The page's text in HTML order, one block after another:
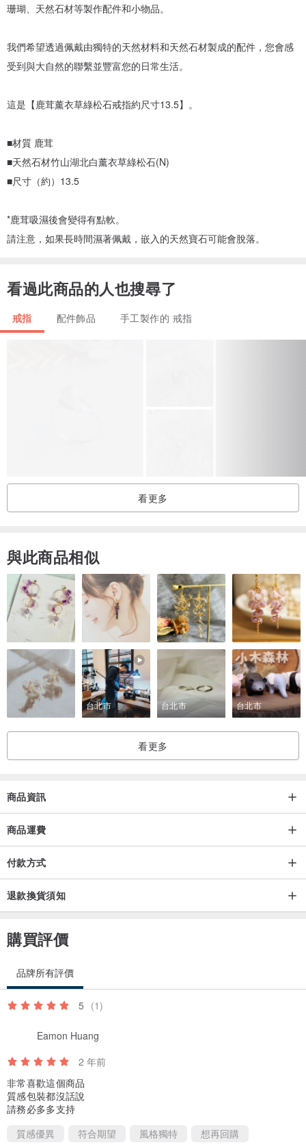
珊瑚、天然石材等製作配件和小物品。
我們希望透過佩戴由獨特的天然材料和天然石材製成的配件，您會感
受到與大自然的聯繫並豐富您的日常生活。
這是【鹿茸薰衣草綠松石戒指約尺寸13.5】。
■材質 鹿茸
■天然石材竹山湖北白薰衣草綠松石(N)
■尺寸（約）13.5
*鹿茸吸濕後會變得有點軟。
請注意，如果長時間濕著佩戴，嵌入的天然寶石可能會脫落。
看過此商品的人也搜尋了
戒指 配件飾品 手工製作的 戒指
看更多
與此商品相似
台北市 台北市 台北市
看更多
商品資訊
商品運費
付款方式
退款換貨須知
購買評價
品牌所有評價
5 (1)
Eamon Huang
2 年前
非常喜歡這個商品
質感包裝都沒話說
請務必多多支持
質感優異
符合期望 風格獨特 想再回購